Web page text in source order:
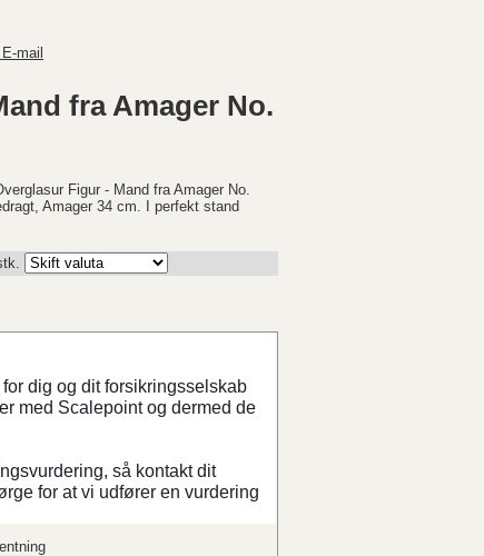
mail
fra Amager No.
Figur - Mand fra Amager No.
Amager 34 cm. I perfekt stand
dig og dit forsikringsselskab
med Scalepoint og dermed de
så kontakt dit
for at vi udfører en vurdering